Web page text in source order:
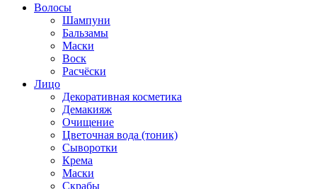
Волосы
Шампуни
Бальзамы
Маски
Воск
Расчёски
Лицо
Декоративная косметика
Демакияж
Очищение
Цветочная вода (тоник)
Сыворотки
Крема
Маски
Скрабы